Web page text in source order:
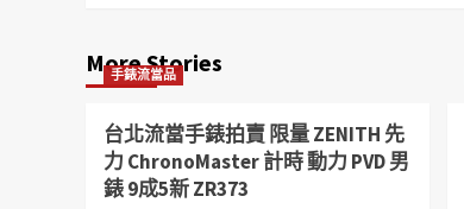
More Stories
手錶流當品
台北流當手錶拍賣 限量 ZENITH 先
力 ChronoMaster 計時 動力 PVD 男
錶 9成5新 ZR373